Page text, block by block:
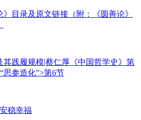
目录及原文链接（附：《圆善论》
其践履规模|蔡仁厚《中国哲学史》第
思参造化”>第6节